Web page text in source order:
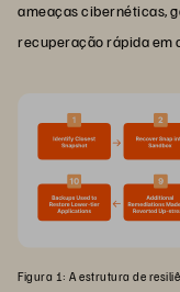
ameaças cibernéticas,
recuperação rápida em
Figura 1: A estrutura de